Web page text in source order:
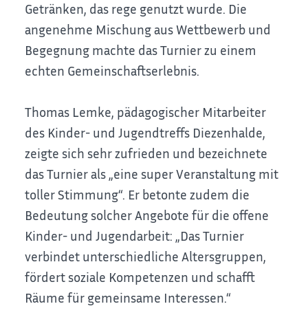
Getränken, das rege genutzt wurde. Die
angenehme Mischung aus Wettbewerb und
Begegnung machte das Turnier zu einem
echten Gemeinschaftserlebnis.
Thomas Lemke, pädagogischer Mitarbeiter
des Kinder- und Jugendtreffs Diezenhalde,
zeigte sich sehr zufrieden und bezeichnete
das Turnier als „eine super Veranstaltung mit
toller Stimmung“. Er betonte zudem die
Bedeutung solcher Angebote für die offene
Kinder- und Jugendarbeit: „Das Turnier
verbindet unterschiedliche Altersgruppen,
fördert soziale Kompetenzen und schafft
Räume für gemeinsame Interessen.“